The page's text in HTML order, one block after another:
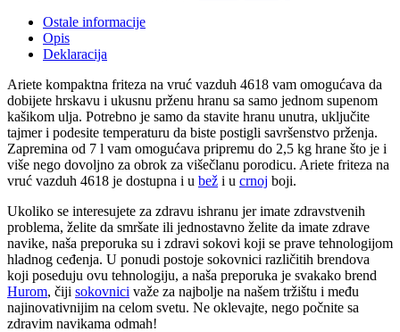
Ostale informacije
Opis
Deklaracija
Ariete kompaktna friteza na vruć vazduh 4618 vam omogućava da
dobijete hrskavu i ukusnu prženu hranu sa samo jednom supenom
kašikom ulja. Potrebno je samo da stavite hranu unutra, uključite
tajmer i podesite temperaturu da biste postigli savršenstvo prženja.
Zapremina od 7 l vam omogućava pripremu do 2,5 kg hrane što je i
više nego dovoljno za obrok za višečlanu porodicu. Ariete friteza na
vruć vazduh 4618 je dostupna i u bež i u crnoj boji.
Ukoliko se interesujete za zdravu ishranu jer imate zdravstvenih
problema, želite da smršate ili jednostavno želite da imate zdrave
navike, naša preporuka su i zdravi sokovi koji se prave tehnologijom
hladnog ceđenja. U ponudi postoje sokovnici različitih brendova
koji poseduju ovu tehnologiju, a naša preporuka je svakako brend
Hurom, čiji sokovnici važe za najbolje na našem tržištu i među
najinovativnijim na celom svetu. Ne oklevajte, nego počnite sa
zdravim navikama odmah!